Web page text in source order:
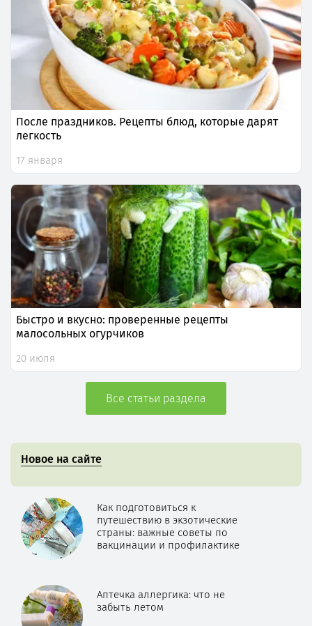
После праздников. Рецепты блюд, которые дарят
легкость
17 января
Быстро и вкусно: проверенные рецепты
малосольных огурчиков
20 июля
Все статьи раздела
Новое на сайте
Как подготовиться к
путешествию в экзотические
страны: важные советы по
вакцинации и профилактике
Аптечка аллергика: что не
забыть летом